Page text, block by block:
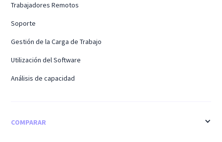
Trabajadores Remotos
Soporte
Gestión de la Carga de Trabajo
Utilización del Software
Análisis de capacidad
COMPARAR